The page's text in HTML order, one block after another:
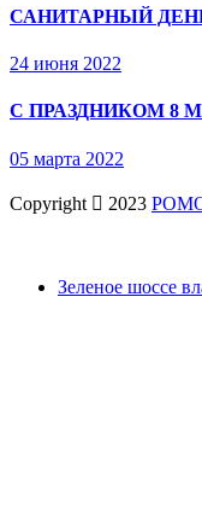
САНИТАРНЫЙ
24 июня 2022
С ПРАЗДНИКОМ 8
05 марта 2022
Copyright 2023
Зеленое шоссе